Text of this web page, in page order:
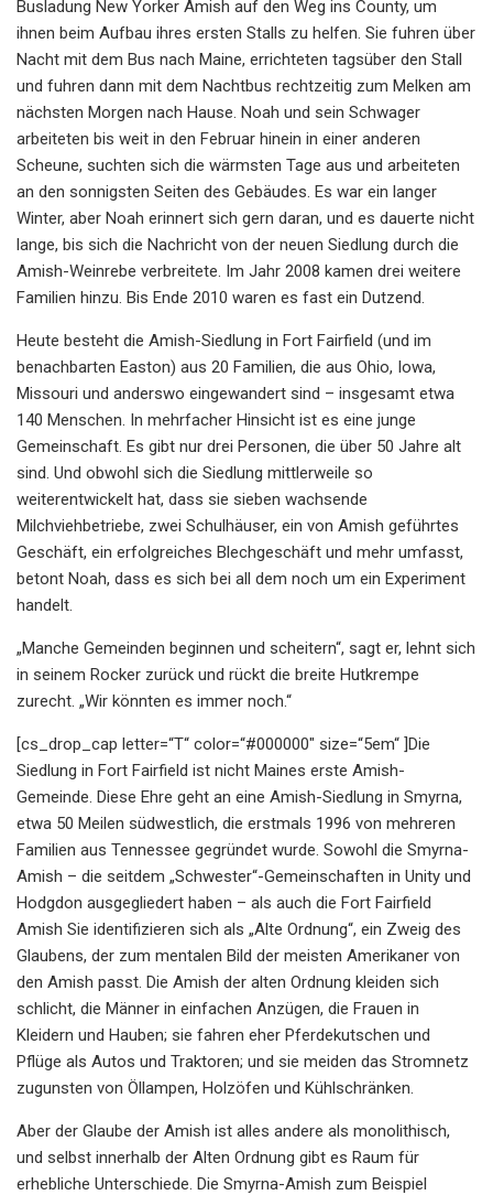
Busladung New Yorker Amish auf den Weg ins County, um
ihnen beim Aufbau ihres ersten Stalls zu helfen. Sie fuhren über
Nacht mit dem Bus nach Maine, errichteten tagsüber den Stall
und fuhren dann mit dem Nachtbus rechtzeitig zum Melken am
nächsten Morgen nach Hause. Noah und sein Schwager
arbeiteten bis weit in den Februar hinein in einer anderen
Scheune, suchten sich die wärmsten Tage aus und arbeiteten
an den sonnigsten Seiten des Gebäudes. Es war ein langer
Winter, aber Noah erinnert sich gern daran, und es dauerte nicht
lange, bis sich die Nachricht von der neuen Siedlung durch die
Amish-Weinrebe verbreitete. Im Jahr 2008 kamen drei weitere
Familien hinzu. Bis Ende 2010 waren es fast ein Dutzend.
Heute besteht die Amish-Siedlung in Fort Fairfield (und im
benachbarten Easton) aus 20 Familien, die aus Ohio, Iowa,
Missouri und anderswo eingewandert sind – insgesamt etwa
140 Menschen. In mehrfacher Hinsicht ist es eine junge
Gemeinschaft. Es gibt nur drei Personen, die über 50 Jahre alt
sind. Und obwohl sich die Siedlung mittlerweile so
weiterentwickelt hat, dass sie sieben wachsende
Milchviehbetriebe, zwei Schulhäuser, ein von Amish geführtes
Geschäft, ein erfolgreiches Blechgeschäft und mehr umfasst,
betont Noah, dass es sich bei all dem noch um ein Experiment
handelt.
„Manche Gemeinden beginnen und scheitern“, sagt er, lehnt sich
in seinem Rocker zurück und rückt die breite Hutkrempe
zurecht. „Wir könnten es immer noch.“
[cs_drop_cap letter=“T“ color=“#000000″ size=“5em“ ]Die
Siedlung in Fort Fairfield ist nicht Maines erste Amish-
Gemeinde. Diese Ehre geht an eine Amish-Siedlung in Smyrna,
etwa 50 Meilen südwestlich, die erstmals 1996 von mehreren
Familien aus Tennessee gegründet wurde. Sowohl die Smyrna-
Amish – die seitdem „Schwester“-Gemeinschaften in Unity und
Hodgdon ausgegliedert haben – als auch die Fort Fairfield
Amish Sie identifizieren sich als „Alte Ordnung“, ein Zweig des
Glaubens, der zum mentalen Bild der meisten Amerikaner von
den Amish passt. Die Amish der alten Ordnung kleiden sich
schlicht, die Männer in einfachen Anzügen, die Frauen in
Kleidern und Hauben; sie fahren eher Pferdekutschen und
Pflüge als Autos und Traktoren; und sie meiden das Stromnetz
zugunsten von Öllampen, Holzöfen und Kühlschränken.
Aber der Glaube der Amish ist alles andere als monolithisch,
und selbst innerhalb der Alten Ordnung gibt es Raum für
erhebliche Unterschiede. Die Smyrna-Amish zum Beispiel